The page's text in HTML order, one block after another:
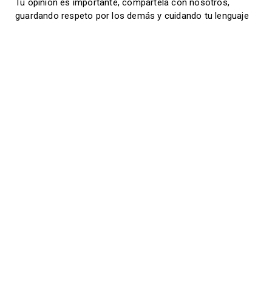
Tu opinión es importante, compártela con nosotros,
guardando respeto por los demás y cuidando tu lenguaje